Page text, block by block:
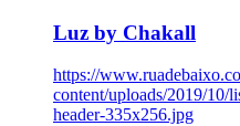
Luz by Chakall
https://
content/uploads/2019/10/
header-335x256.jpg